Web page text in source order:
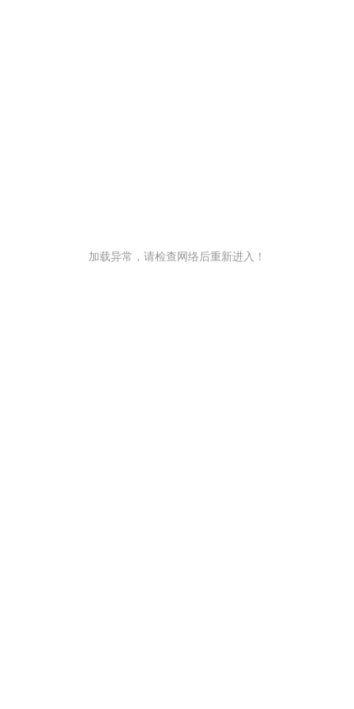
加载异常，请检查网络后重新进入！